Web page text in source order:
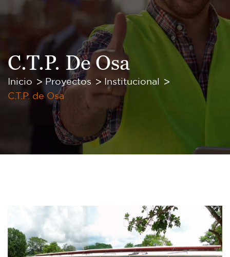
C.T.P. De Osa
Inicio Proyectos
Institucional
C.T.P. de Osa